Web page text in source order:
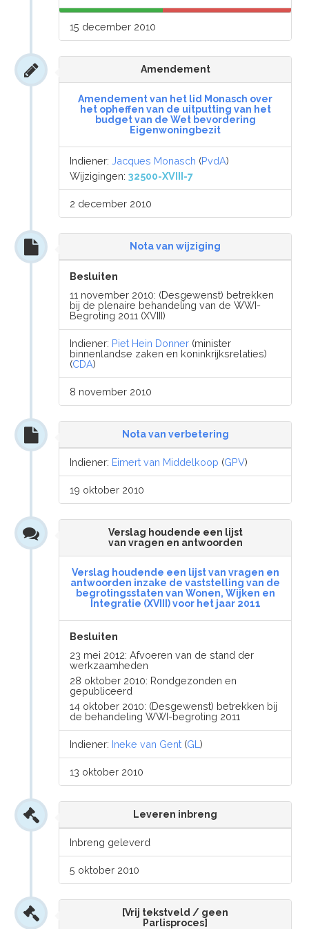
15 december 2010
Amendement
Amendement van het lid Monasch over
het opheffen van de uitputting van het
budget van de Wet bevordering
Eigenwoningbezit
Indiener:Jacques Monasch (PvdA)
Wijzigingen:32500-XVIII-7
2 december 2010
Nota van wijziging
Besluiten
11 november 2010: (Desgewenst) betrekken
bij de plenaire behandeling van de WWI-
Begroting 2011 (XVIII)
Indiener: Piet Hein Donner (minister
binnenlandse zaken en koninkrijksrelaties)
(CDA)
8 november 2010
Nota van verbetering
Indiener: Eimert van Middelkoop (GPV)
19 oktober 2010
Verslag houdende een lijst
van vragen en antwoorden
Verslag houdende een lijst van vragen en
antwoorden inzake de vaststelling van de
begrotingsstaten van Wonen, Wijken en
Integratie (XVIII) voor het jaar 2011
Besluiten
23 mei 2012: Afvoeren van de stand der
werkzaamheden
28 oktober 2010: Rondgezonden en
gepubliceerd
14 oktober 2010: (Desgewenst) betrekken bij
de behandeling WWI-begroting 2011
Indiener: Ineke van Gent (GL)
13 oktober 2010
Leveren inbreng
Inbreng geleverd
5 oktober 2010
[Vrij tekstveld / geen
Parlisproces]